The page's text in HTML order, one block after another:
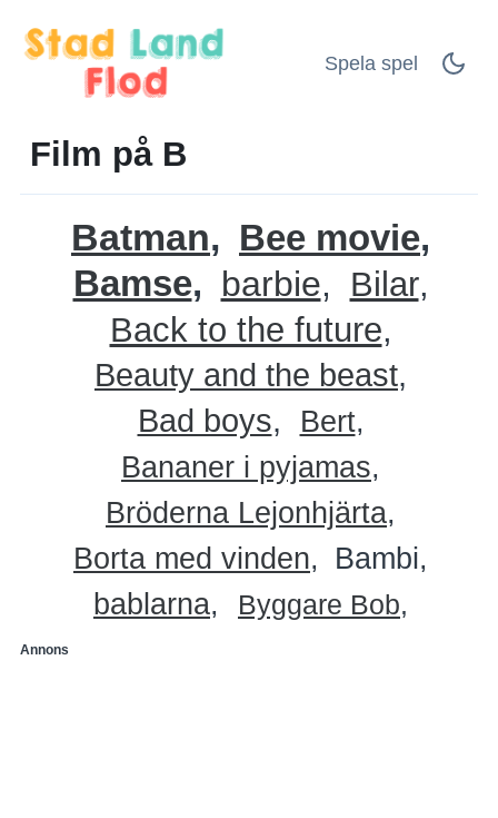
Spela spel
Film på B
Batman
Bee movie
Bamse
barbie
Bilar
Back to the future
Beauty and the beast
Bad boys
Bert
Bananer i pyjamas
Bröderna Lejonhjärta
Borta med vinden
Bambi
bablarna
Byggare Bob
Annons